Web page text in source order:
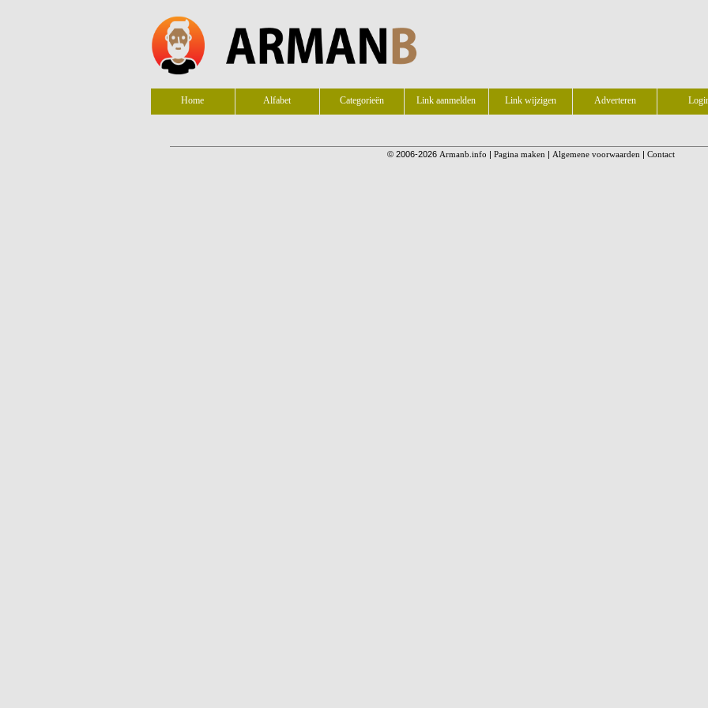
Home Alfabet Categorieën Link aanmelden Link wijzigen Adverteren
© 2006-2026 Armanb.info | Pagina maken | Algemene voorwaarden | Contact